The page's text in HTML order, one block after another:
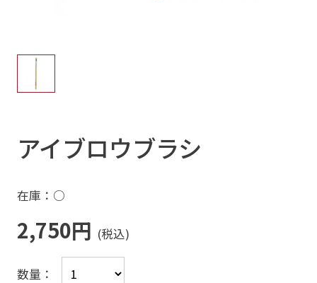
アイブロウブラシ
在庫：○
2,750円
数量：